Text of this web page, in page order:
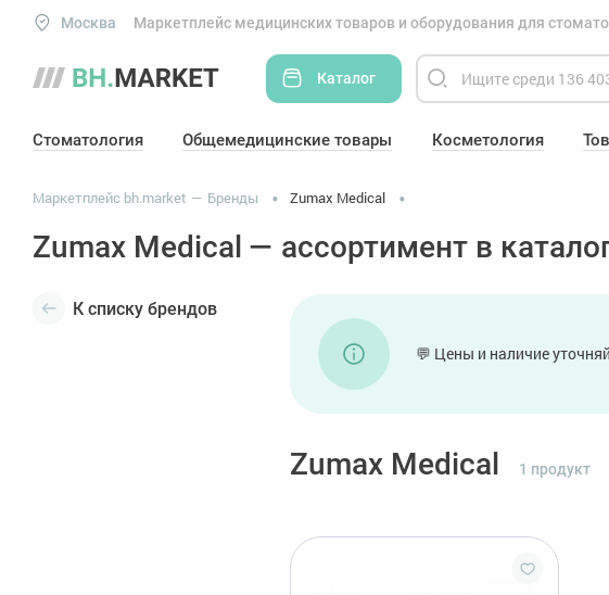
Москва Маркетплейс медицинских товаров и оборудования для
Каталог
Стоматология Общемедицинские товары Косметология
Маркетплейс bh.market Бренды Zumax Medical
Zumax Medical — ассортимент в
К списку брендов
💬 Цены и наличие
Zumax Medical 1 продукт